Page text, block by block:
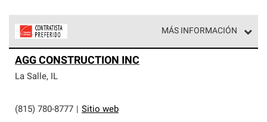
MÁS INFORMACIÓN
parte de una red exclusiva de profesionales de techos
que cumplen con altos estándares y requisitos estrictos
AGG CONSTRUCTION INC
La Salle, IL
(815) 780-8777 Sitio web